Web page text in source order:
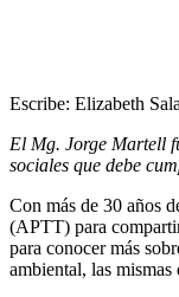
Escribe: Elizabeth
El Mg. Jorge Martell
sociales que debe
Con más de 30 años
(APTT) para
para conocer más
ambiental, las mismas